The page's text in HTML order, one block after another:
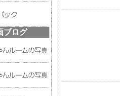
ブログ